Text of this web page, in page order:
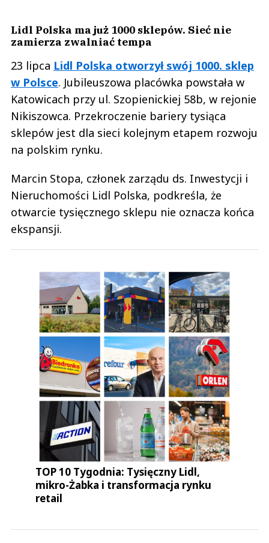
Lidl Polska ma już 1000 sklepów. Sieć nie
zamierza zwalniać tempa
23 lipca Lidl Polska otworzył swój 1000. sklep
w Polsce. Jubileuszowa placówka powstała w
Katowicach przy ul. Szopienickiej 58b, w rejonie
Nikiszowca. Przekroczenie bariery tysiąca
sklepów jest dla sieci kolejnym etapem rozwoju
na polskim rynku.
Marcin Stopa, członek zarządu ds. Inwestycji i
Nieruchomości Lidl Polska, podkreśla, że
otwarcie tysięcznego sklepu nie oznacza końca
ekspansji.
TOP 10 Tygodnia: Tysięczny Lidl,
mikro-Żabka i transformacja rynku
retail